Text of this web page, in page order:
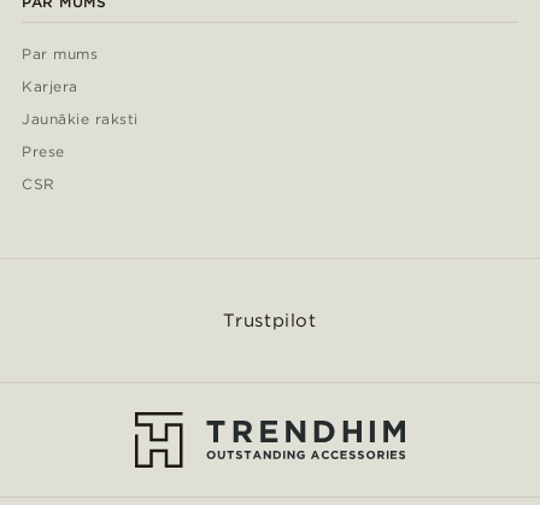
Par mums
Karjera
Jaunākie raksti
Prese
CSR
Trustpilot